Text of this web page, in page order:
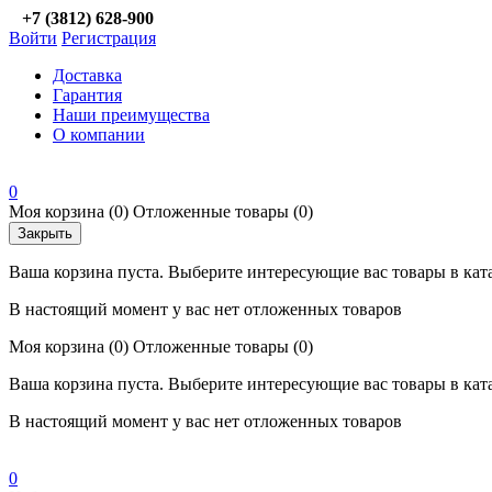
+7 (3812) 628-900
Войти Регистрация
Доставка
Гарантия
Наши преимущества
О компании
0
Моя корзина (0) Отложенные товары (0)
Закрыть
Ваша корзина пуста. Выберите интересующие вас товары в
В настоящий момент у вас нет отложенных товаров
Моя корзина (0) Отложенные товары (0)
Ваша корзина пуста. Выберите интересующие вас товары в
В настоящий момент у вас нет отложенных товаров
0